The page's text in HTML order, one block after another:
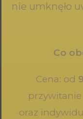
nie umknęło
Co
Cena: od
oraz